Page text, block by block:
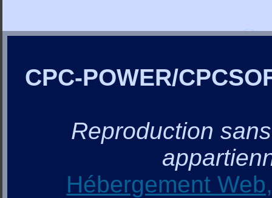
CPC-POWER/
Reproduction
Hébergement